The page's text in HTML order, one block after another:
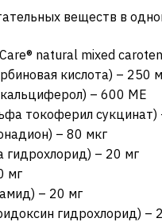
веществ в
natural mixed
кислота) – 250
– 600 МЕ
токоферил
– 80 мкг
гидрохлорид) – 20 мг
мг
– 20 мг
гидрохлорид) –